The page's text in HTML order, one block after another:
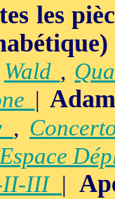
les
Wald ,
|
,
III |